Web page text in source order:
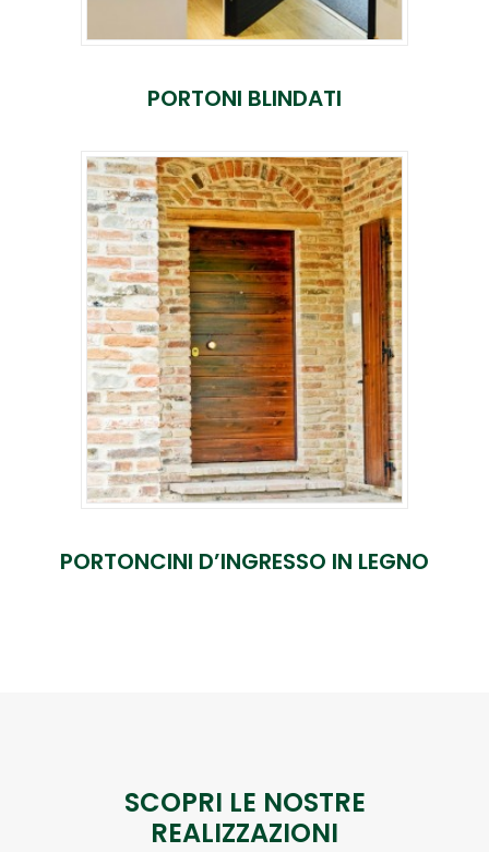
PORTONI BLINDATI
PORTONCINI D’INGRESSO IN LEGNO
SCOPRI LE NOSTRE
REALIZZAZIONI